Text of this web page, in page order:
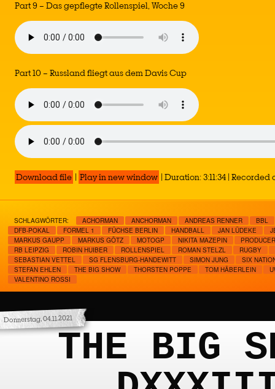
Part 9 – Das gepflegte Rollenspiel, Woche 9
Part 10 – Russland fliegt aus dem Davis Cup
Download file | Play in new window | Duration: 3:11:34 | Recorded
SCHLAGWÖRTER: ACHORMAN ANCHORMAN ANDREAS RENNER
BBL
DFB-POKAL
FORMEL 1 FÜCHSE BERLIN HANDBALL JAN LÜDEKE
MARKUS GAUPP
MARKUS GÖTZ MOTOGP NIKITA MAZEPIN
PRODUCER
RB LEIPZIG
ROBIN HUIBER ROLLENSPIEL ROMAN STELZL
RUGBY
SEBASTIAN VETTEL
SG FLENSBURG-HANDEWITT SIMON JUNG
SIX
STEFAN EHLEN
THE BIG SHOW THORSTEN POPPE TOM HÄBERLEIN
VALENTINO ROSSI
Donnerstag, 04.11.2021
THE BIG